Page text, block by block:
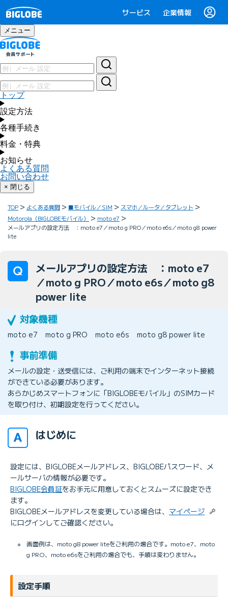
サービス 企業情報
メニュー
トップ
設定方法
各種手続き
料金・特典
お知らせ
よくある質問
お問い合わせ
× 閉じる
TOP よくある質問 ■モバイル／SIM
スマホ／ルータ／タブレット
Motorola（BIGLOBEモバイル）
moto e7
メールアプリの設定方法 ：moto e7／moto g PRO／moto e6s／moto g8 power
lite
メールアプリの設定方法 ：moto e7
／moto g PRO／moto e6s／moto g8
power lite
moto e7 moto g PRO moto e6s moto g8 power lite
メールの設定・送受信には、ご利用の端末でインターネット接続
ができている必要があります。
あらかじめスマートフォンに「BIGLOBEモバイル」のSIMカード
を取り付け、初期設定を行ってください。
はじめに
設定には、BIGLOBEメールアドレス、BIGLOBEパスワード、メ
ールサーバの情報が必要です。
BIGLOBE会員証をお手元に用意しておくとスムーズに設定でき
ます。
BIGLOBEメールアドレスを変更している場合は、 マイページ
にログインしてご確認ください。
※
画面例は、moto g8 power liteをご利用の場合です。moto e7、moto
g PRO、moto e6sをご利用の場合でも、手順は変わりません。
設定手順